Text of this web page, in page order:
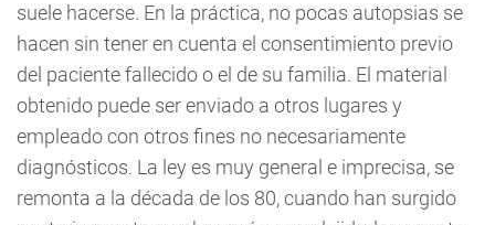
suele hacerse. En la práctica, no pocas autopsias se
hacen sin tener en cuenta el consentimiento previo
del paciente fallecido o el de su familia. El material
obtenido puede ser enviado a otros lugares y
empleado con otros fines no necesariamente
diagnósticos. La ley es muy general e imprecisa, se
remonta a la década de los 80, cuando han surgido